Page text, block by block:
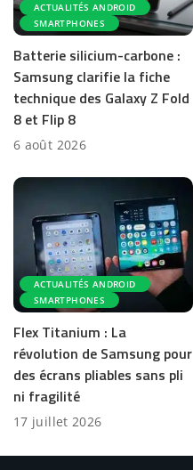
ACTUALITÉS ANDROID
SMARTPHONES
Batterie silicium-carbone :
Samsung clarifie la fiche
technique des Galaxy Z Fold
8 et Flip 8
6 août 2026
ACTUALITÉS ANDROID
SMARTPHONES
Flex Titanium : La
révolution de Samsung pour
des écrans pliables sans pli
ni fragilité
17 juillet 2026